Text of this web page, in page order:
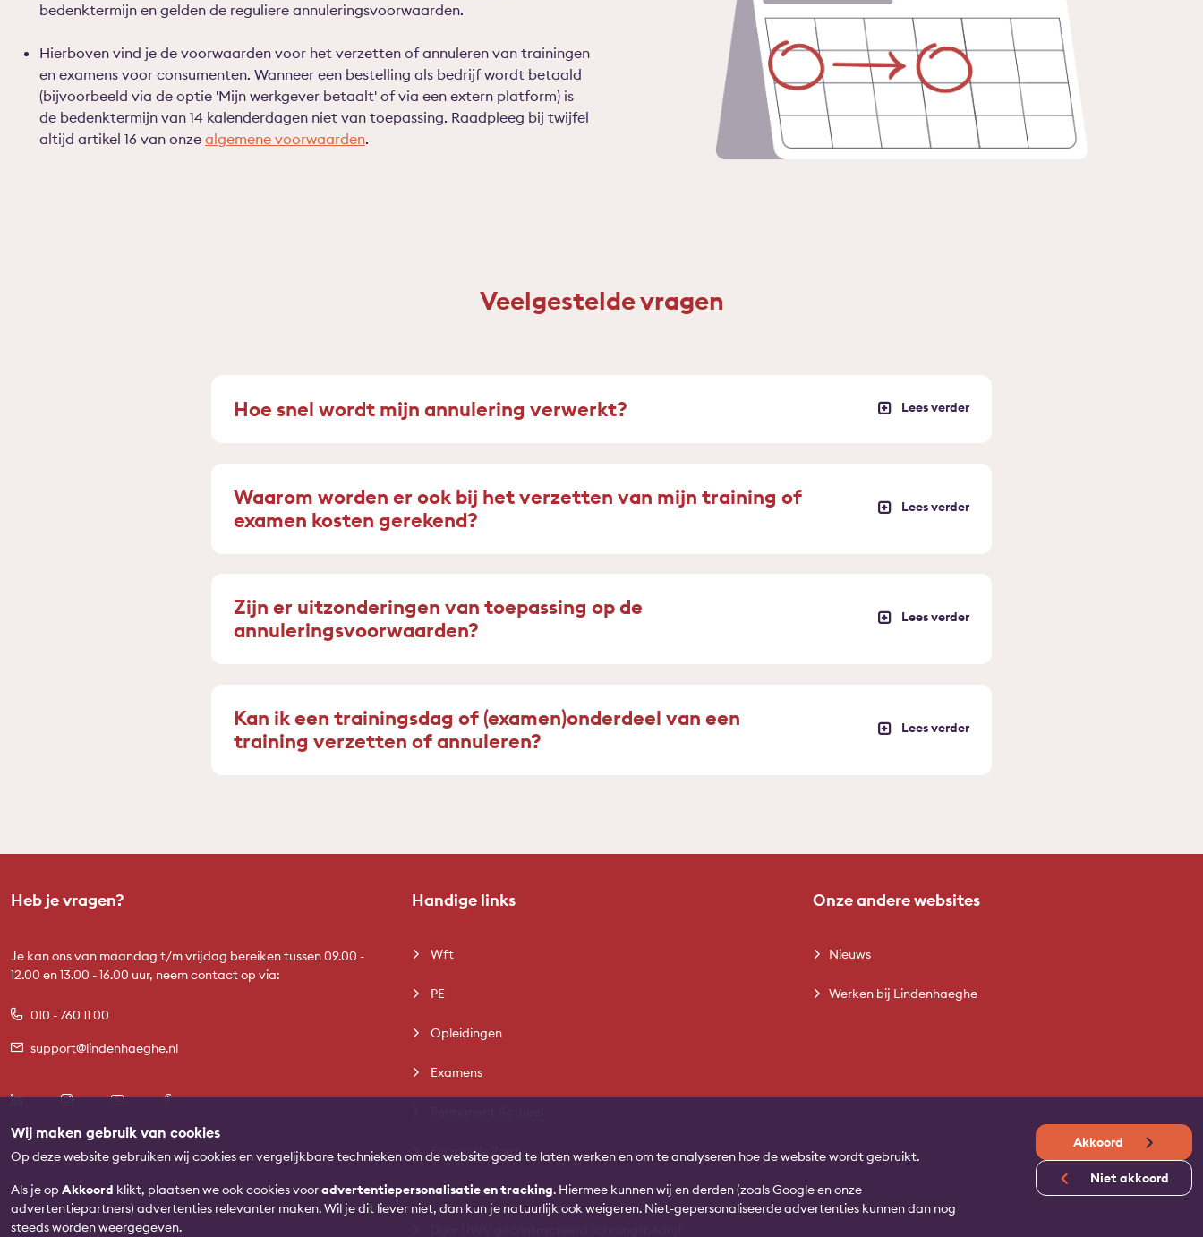
Wij maken gebruik van cookies
Op deze website gebruiken wij cookies en vergelijkbare technieken om de website goed te laten werken en om te analyseren hoe de website wordt gebruikt.
Als je opAkkoord klikt, plaatsen we ook cookies vooradvertentiepersonalisatie en tracking. Hiermee kunnen wij en derden (zoals Google en onze
advertentiepartners) advertenties relevanter maken. Wil je dit liever niet, dan kun je natuurlijk ook weigeren. Niet-gepersonaliseerde advertenties kunnen dan nog
steeds worden weergegeven.
Akkoord
Niet akkoord
bedenktermijn en gelden de reguliere annuleringsvoorwaarden.
Hierboven vind je de voorwaarden voor het verzetten of annuleren van trainingen
en examens voor consumenten. Wanneer een bestelling als bedrijf wordt betaald
(bijvoorbeeld via de optie 'Mijn werkgever betaalt' of via een extern platform) is
de bedenktermijn van 14 kalenderdagen niet van toepassing. Raadpleeg bij twijfel
altijd artikel 16 van onze algemene voorwaarden.
Veelgestelde vragen
Hoe snel wordt mijn annulering verwerkt?
Waarom worden er ook bij het verzetten van mijn training of
examen kosten gerekend?
Zijn er uitzonderingen van toepassing op de
annuleringsvoorwaarden?
Kan ik een trainingsdag of (examen)onderdeel van een
training verzetten of annuleren?
Heb je vragen?
Je kan ons van maandag t/m vrijdag bereiken tussen 09.00 -
12.00 en 13.00 - 16.00 uur, neem contact op via:
010 - 760 11 00
support@lindenhaeghe.nl
Handige links
Wft
PE
Opleidingen
Examens
Financiële Zorg
Veelgestelde vragen
Onze andere websites
Nieuws
Werken bij Lindenhaeghe